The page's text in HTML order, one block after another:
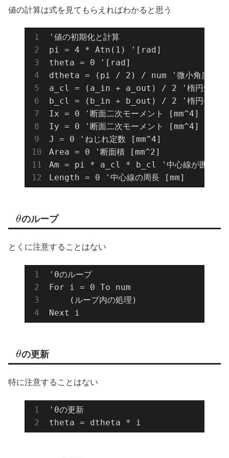
値の計算は式を見てもらえればわかると思う
'値の初期化と計算
pi = 4 * Atn(1) '[rad]
theta = 0 '[rad]
dtheta = (pi / 2) / num '微小角度dθ
a_cl = (a_in + a_out) / 2 '楕円短半軸
b_cl = (b_in + b_out) / 2 '楕円長半軸
Ix = 0 '断面二次モーメント [mm^4]
Iy = 0 '断面二次モーメント [mm^4]
J = 0 'ねじれ定数 [mm^4]
Area = 0 '断面積 [mm^2]
Am = pi * a_cl * b_cl '中心線が囲む面
Length = 0 '中心線の周長 [mm]
θのループ
とくに注意することはない
'θのループ
For i = 0 To num
    (ループ内の処理)
θの更新
特に注意することはない
'θの更新
theta = dtheta * i